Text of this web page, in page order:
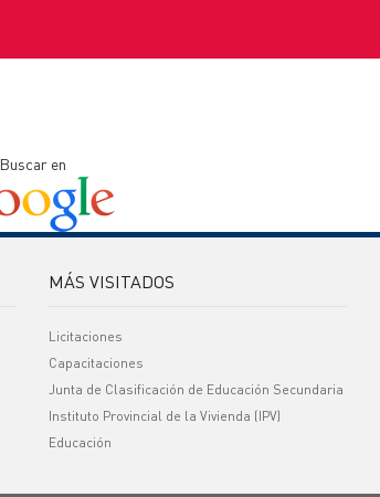
Buscar en
MÁS VISITADOS
Licitaciones
Capacitaciones
Junta de Clasificación de Educación Secundaria
Instituto Provincial de la Vivienda (IPV)
Educación